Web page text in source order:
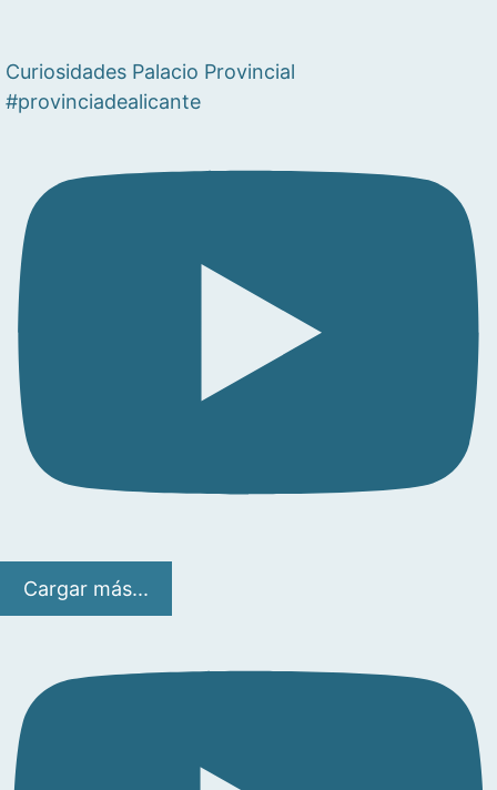
Curiosidades Palacio Provincial
#provinciadealicante
Cargar más...